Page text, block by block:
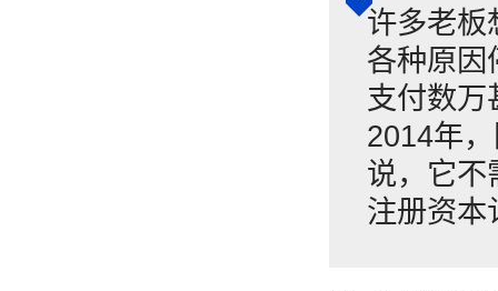
许多老板
各种原因
支付数万
2014年
说，它不
注册资本